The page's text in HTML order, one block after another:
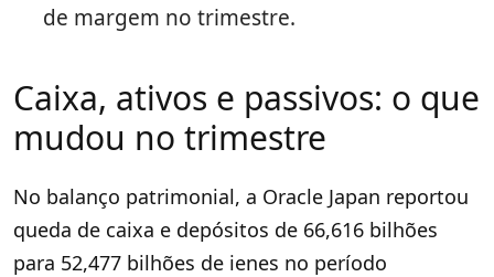
de margem no trimestre.
Caixa, ativos e passivos: o que
mudou no trimestre
No balanço patrimonial, a Oracle Japan reportou
queda de caixa e depósitos de 66,616 bilhões
para 52,477 bilhões de ienes no período